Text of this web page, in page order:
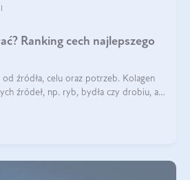
Ranking cech najlepszego
źródła, celu oraz potrzeb. Kolagen
źródeł, np. ryb, bydła czy drobiu, a